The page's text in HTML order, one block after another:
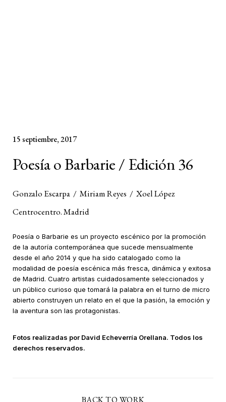
15 septiembre, 2017
Poesía o Barbarie / Edición 36
Gonzalo Escarpa / Miriam Reyes / Xoel López
Centrocentro. Madrid
Poesía o Barbarie es un proyecto escénico por la promoción
de la autoría contemporánea que sucede mensualmente
desde el año 2014 y que ha sido catalogado como la
modalidad de poesía escénica más fresca, dinámica y exitosa
de Madrid. Cuatro artistas cuidadosamente seleccionados y
un público curioso que tomará la palabra en el turno de micro
abierto construyen un relato en el que la pasión, la emoción y
la aventura son las protagonistas.
Fotos realizadas por David Echeverría Orellana. Todos los
derechos reservados.
BACK TO WORK